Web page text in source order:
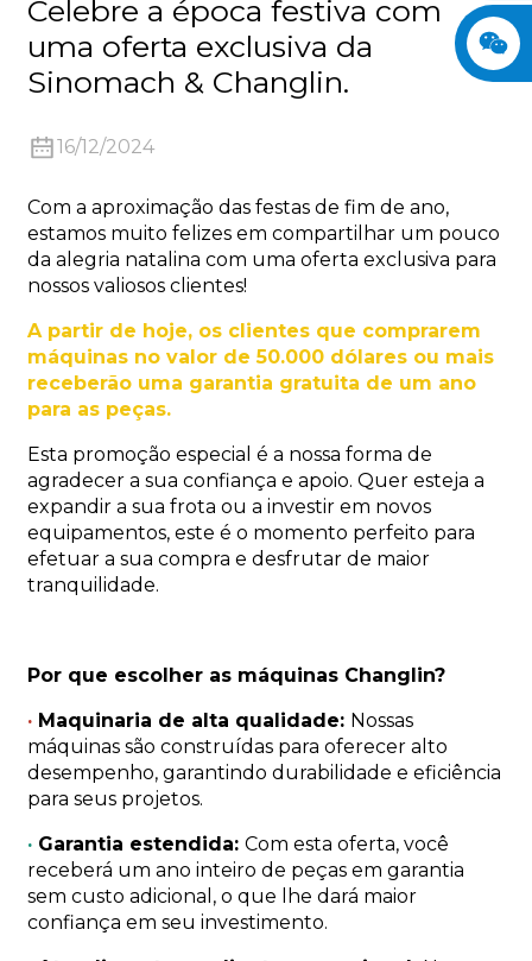
Celebre a época festiva com
uma oferta exclusiva da
Sinomach & Changlin.
16/12/2024
Com a aproximação das festas de fim de ano,
estamos muito felizes em compartilhar um pouco
da alegria natalina com uma oferta exclusiva para
nossos valiosos clientes!
A partir de hoje, os clientes que comprarem
máquinas no valor de 50.000 dólares ou mais
receberão uma garantia gratuita de um ano
para as peças.
Esta promoção especial é a nossa forma de
agradecer a sua confiança e apoio. Quer esteja a
expandir a sua frota ou a investir em novos
equipamentos, este é o momento perfeito para
efetuar a sua compra e desfrutar de maior
tranquilidade.
Por que escolher as máquinas Changlin?
· Maquinaria de alta qualidade: Nossas
máquinas são construídas para oferecer alto
desempenho, garantindo durabilidade e eficiência
para seus projetos.
·Garantia estendida: Com esta oferta, você
receberá um ano inteiro de peças em garantia
sem custo adicional, o que lhe dará maior
confiança em seu investimento.